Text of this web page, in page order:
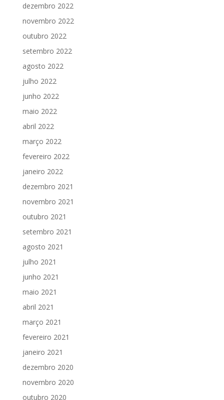
dezembro 2022
novembro 2022
outubro 2022
setembro 2022
agosto 2022
julho 2022
junho 2022
maio 2022
abril 2022
março 2022
fevereiro 2022
janeiro 2022
dezembro 2021
novembro 2021
outubro 2021
setembro 2021
agosto 2021
julho 2021
junho 2021
maio 2021
abril 2021
março 2021
fevereiro 2021
janeiro 2021
dezembro 2020
novembro 2020
outubro 2020